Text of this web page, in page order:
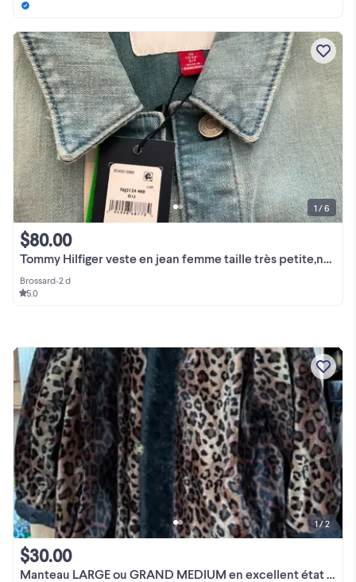
Tommy Hilfiger veste en jean femme taille très petite,neuf.
$80.00
Brossard•2 d
5.0
1 / 6
Manteau LARGE ou GRAND MEDIUM en excellent état - DISPO À LONGUE
$30.00
1 / 2